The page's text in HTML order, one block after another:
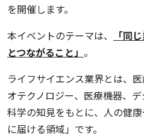
を開催します。
本イベントのテーマは、
「同
とつながること」 。
ライフサイエンス業界とは、
オテクノロジー、医療機器、
科学の知見をもとに、人の健
に届ける領域」です。